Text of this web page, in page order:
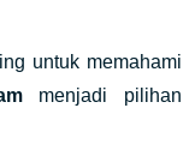
untuk memahami
menjadi pilihan